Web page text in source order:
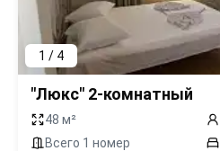
1 / 4
"Люкс" 2-комнатный
48 м²
Всего 1 номер